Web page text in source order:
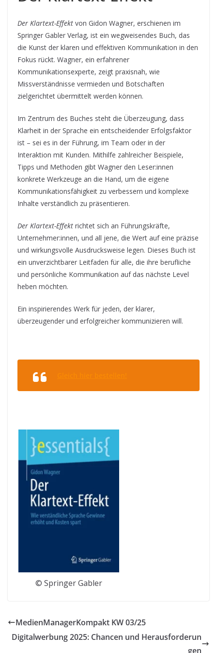
Der Klartext-Effekt von Gidon Wagner, erschienen im
Springer Gabler Verlag, ist ein wegweisendes Buch, das
die Kunst der klaren und effektiven Kommunikation in den
Fokus rückt. Wagner, ein erfahrener
Kommunikationsexperte, zeigt praxisnah, wie
Missverständnisse vermieden und Botschaften
zielgerichtet übermittelt werden können.
Im Zentrum des Buches steht die Überzeugung, dass
Klarheit in der Sprache ein entscheidender Erfolgsfaktor
ist – sei es in der Führung, im Team oder in der
Interaktion mit Kunden. Mithilfe zahlreicher Beispiele,
Tipps und Methoden gibt Wagner den Leser:innen
konkrete Werkzeuge an die Hand, um die eigene
Kommunikationsfähigkeit zu verbessern und komplexe
Inhalte verständlich zu präsentieren.
Der Klartext-Effekt richtet sich an Führungskräfte,
Unternehmer:innen, und all jene, die Wert auf eine präzise
und wirkungsvolle Ausdrucksweise legen. Dieses Buch ist
ein unverzichtbarer Leitfaden für alle, die ihre berufliche
und persönliche Kommunikation auf das nächste Level
heben möchten.
Ein inspirierendes Werk für jeden, der klarer,
überzeugender und erfolgreicher kommunizieren will.
© Springer Gabler
MedienManagerKompakt KW 03/25
Digitalwerbung 2025: Chancen und Herausforderun
gen